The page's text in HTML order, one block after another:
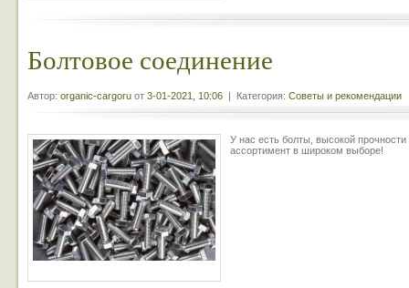
Болтовое соединение
Автор: organic-cargoru от 3-01-2021, 10:06 | Категория: Советы и рекомендации
У нас есть болты, высокой
ассортимент в широком выборе!